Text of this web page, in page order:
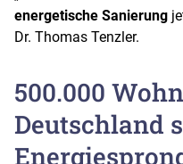
energetische Sanierung
Dr. Thomas Tenzler.
500.000
Deutschland